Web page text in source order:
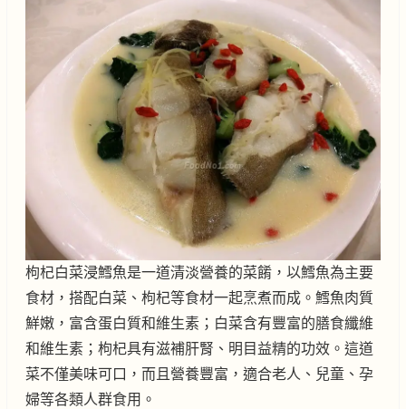
枸杞白菜浸鱈魚是一道清淡營養的菜餚，以鱈魚為主要
食材，搭配白菜、枸杞等食材一起烹煮而成。鱈魚肉質
鮮嫩，富含蛋白質和維生素；白菜含有豐富的膳食纖維
和維生素；枸杞具有滋補肝腎、明目益精的功效。這道
菜不僅美味可口，而且營養豐富，適合老人、兒童、孕
婦等各類人群食用。